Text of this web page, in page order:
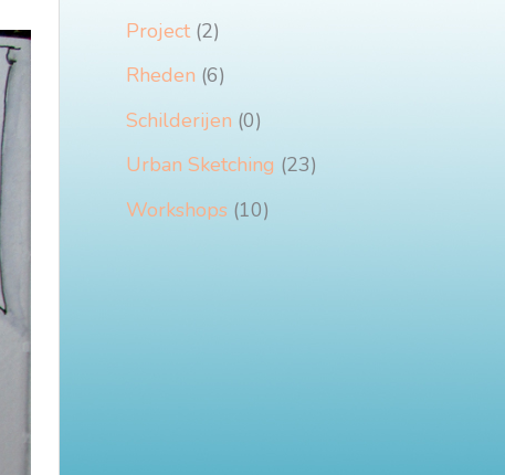
Project(2)
Rheden (6)
Schilderijen (0)
Urban Sketching (23)
Workshops (10)